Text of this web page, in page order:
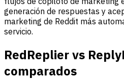
generación de respuestas y
marketing de Reddit más
servicio.
RedReplier vs
comparados